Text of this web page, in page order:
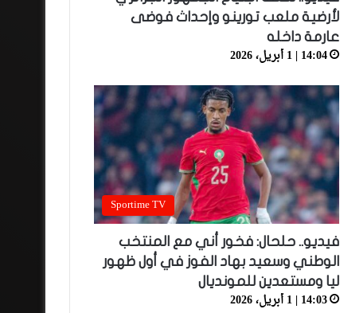
لأرضية ملعب تورينو وإحداث فوضى
عارمة داخله
14:04 | 1 أبريل، 2026
Sportime TV
فيديو.. حلحال: فخور أني مع المنتخب
الوطني وسعيد بهاد الفوز في أول ظهور
ليا ومستعدين للمونديال
14:03 | 1 أبريل، 2026